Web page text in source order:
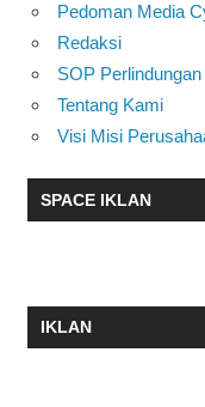
Pedoman Media
Redaksi
SOP
Tentang Kami
Visi Misi
SPACE IKLAN
IKLAN